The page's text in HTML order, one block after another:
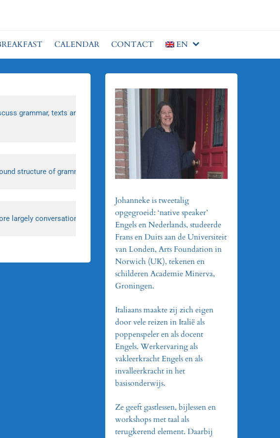
CALENDAR CONTACT EN
grammar, texts and listening material, tailored to the level and needs of the
structure of grammar tailored to the level and needs of the student. As a
largely conversation-oriented. We work with “Klare Taal”, extensive basic
Johanneke is tweetalig
opgegroeid: ‘native speaker’
Engels en Nederlands, studeerde
Frans en Duits aan de Universiteit
van Londen, Arts Foundation in
Norwich (UK), tekenen en
schilderen Academie Minerva,
Groningen.
Italiaans maakte zij zich eigen
door vele reizen in Italië als
poppenspeler en als docent
Engels. Werkervaring als
vakleerkracht Engels en als
invalleerkracht in het
basisonderwijs.
Ze geeft gastlessen, bijlessen en
workshops met taal als
terugkerend element. Daarbij